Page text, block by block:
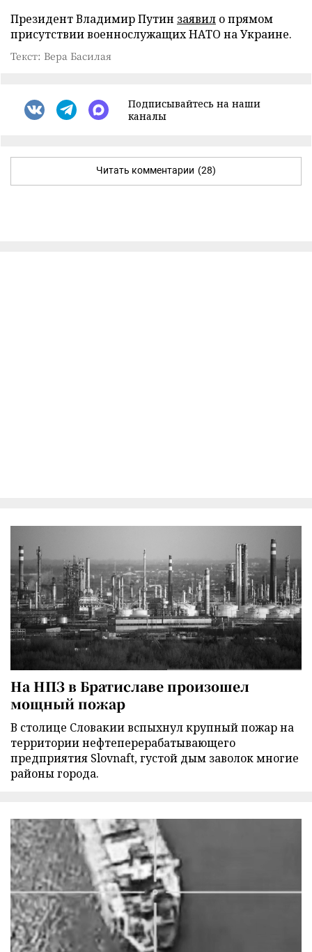
Президент Владимир Путин заявил о прямом
присутствии военнослужащих НАТО на Украине.
Текст: Вера Басилая
Подписывайтесь на наши
каналы
Читать комментарии (28)
На НПЗ в Братиславе произошел
мощный пожар
В столице Словакии вспыхнул крупный пожар на
территории нефтеперерабатывающего
предприятия Slovnaft, густой дым заволок многие
районы города.